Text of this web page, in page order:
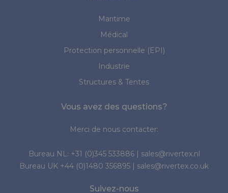
Maritime
Médical
Protection personnelle (EPI)
Industrie
Structures & Tentes
Vous avez des questions?
Merci de nous contacter:
Bureau NL: +31 (0)345 533886| sales@rivertex.nl
Bureau UK +44 (0)1480 356895 | sales@rivertex.co.uk
Suivez-nous